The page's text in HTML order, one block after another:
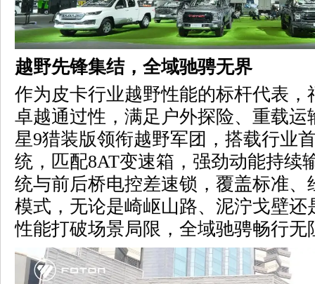
越野先锋集结，全域驰骋无界
作为皮卡行业越野性能的标杆代表
卓越通过性，满足户外探险、重载运
星9猎装版领衔越野军团，搭载行业
统，匹配8AT变速箱，强劲动能持续
统与前后桥电控差速锁，覆盖标准
模式，无论是崎岖山路、泥泞戈壁
性能打破场景局限，全域驰骋畅行无